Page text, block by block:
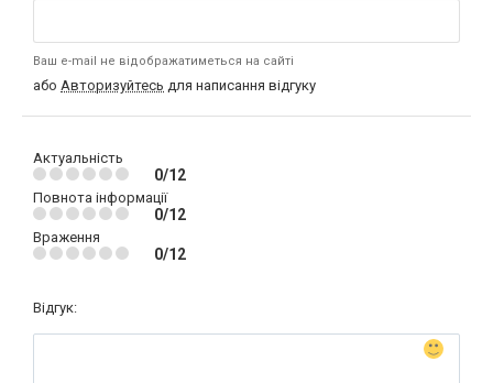
Ваш e-mail не відображатиметься на сайті
або Авторизуйтесь для написання відгуку
Актуальність
0/12
Повнота інформації
0/12
Враження
0/12
Відгук: